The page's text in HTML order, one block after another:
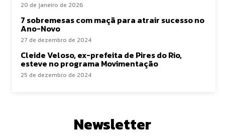
20 de janeiro de 2026
7 sobremesas com maçã para atrair sucesso no
Ano-Novo
27 de dezembro de 2024
Cleide Veloso, ex-prefeita de Pires do Rio,
esteve no programa Movimentação
25 de dezembro de 2024
Newsletter